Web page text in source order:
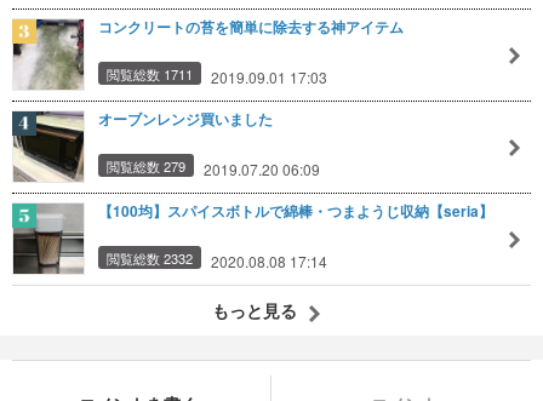
コンクリートの苔を簡単に除去する神アイテム
閲覧総数 1711 2019.09.01 17:03
オーブンレンジ買いました
閲覧総数 279 2019.07.20 06:09
【100均】スパイスボトルで綿棒・つまようじ収納【seria】
閲覧総数 2332 2020.08.08 17:14
もっと見る